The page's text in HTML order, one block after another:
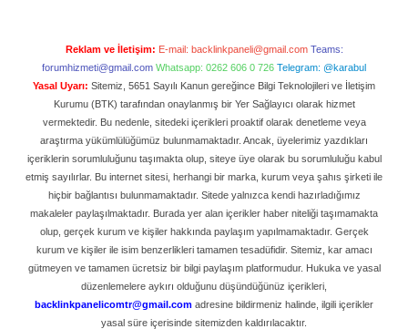
Reklam ve İletişim: E-mail: backlinkpaneli@gmail.com Teams:
forumhizmeti@gmail.com Whatsapp: 0262 606 0 726 Telegram: @karabul
Yasal Uyarı: Sitemiz, 5651 Sayılı Kanun gereğince Bilgi Teknolojileri ve İletişim
Kurumu (BTK) tarafından onaylanmış bir Yer Sağlayıcı olarak hizmet
vermektedir. Bu nedenle, sitedeki içerikleri proaktif olarak denetleme veya
araştırma yükümlülüğümüz bulunmamaktadır. Ancak, üyelerimiz yazdıkları
içeriklerin sorumluluğunu taşımakta olup, siteye üye olarak bu sorumluluğu kabul
etmiş sayılırlar. Bu internet sitesi, herhangi bir marka, kurum veya şahıs şirketi ile
hiçbir bağlantısı bulunmamaktadır. Sitede yalnızca kendi hazırladığımız
makaleler paylaşılmaktadır. Burada yer alan içerikler haber niteliği taşımamakta
olup, gerçek kurum ve kişiler hakkında paylaşım yapılmamaktadır. Gerçek
kurum ve kişiler ile isim benzerlikleri tamamen tesadüfidir. Sitemiz, kar amacı
gütmeyen ve tamamen ücretsiz bir bilgi paylaşım platformudur. Hukuka ve yasal
düzenlemelere aykırı olduğunu düşündüğünüz içerikleri,
backlinkpanelicomtr@gmail.com adresine bildirmeniz halinde, ilgili içerikler
yasal süre içerisinde sitemizden kaldırılacaktır.